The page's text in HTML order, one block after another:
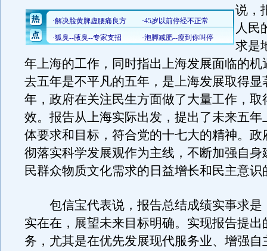
说，
人民
求是
年上海的工作，同时指出上海发展面临的机
去五年是不平凡的五年，是上海发展取得显
年，政府在关注民生方面做了大量工作，取
效。报告从上海实际出发，提出了未来五年
体要求和目标，符合党的十七大的精神。政
彻落实科学发展观作为主线，不断加强自身
民群众物质文化需求的日益增长和民主意识
包信宝代表说，报告总结成绩实事求是
实在在，展望未来目标明确。实现报告提出
务，尤其是在优先发展现代服务业、增强自